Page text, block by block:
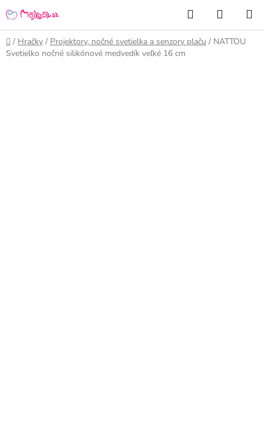
na
obsah
Hľadať
KOŠÍK
Domov
/ Hračky / Projektory, nočné svetielka a senzory plaču / NATTOU
Svetielko nočné silikónové medvedík veľké 16 cm